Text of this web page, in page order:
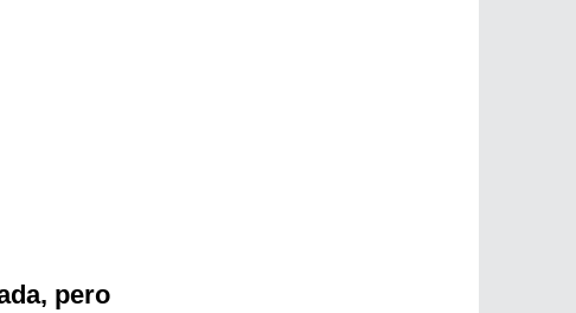
pero